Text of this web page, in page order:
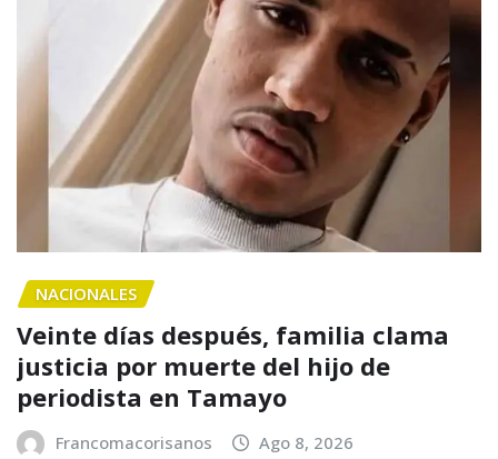
NACIONALES
Veinte días después, familia clama
justicia por muerte del hijo de
periodista en Tamayo
Francomacorisanos Ago 8, 2026